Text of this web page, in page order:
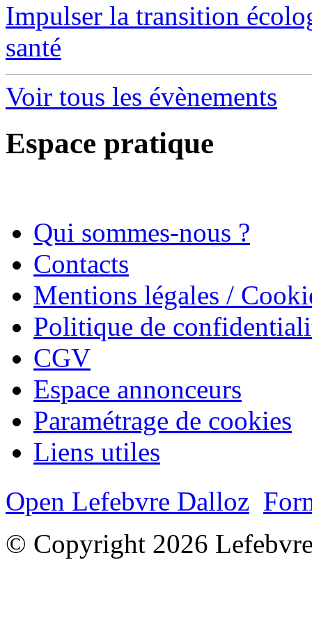
Impulser la transition
santé
Voir tous les évènements
Espace pratique
Qui sommes-nous ?
Contacts
Mentions légales /
Politique de
CGV
Espace annonceurs
Paramétrage de cookies
Liens utiles
Open Lefebvre Dalloz
© Copyright 2026